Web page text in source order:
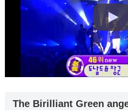
The Birilliant Green